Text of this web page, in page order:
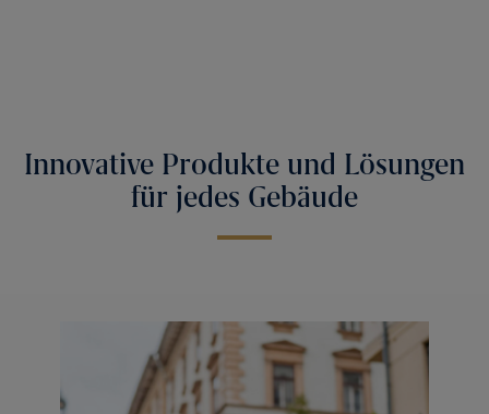
Innovative Produkte und Lösungen
für jedes Gebäude